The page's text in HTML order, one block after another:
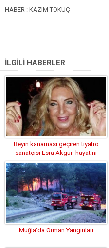
HABER : KAZIM TOKUÇ
İLGİLİ HABERLER
Beyin kanaması geçiren tiyatro
sanatçısı Esra Akgün hayatını
kaybetti
Muğla’da Orman Yangınları